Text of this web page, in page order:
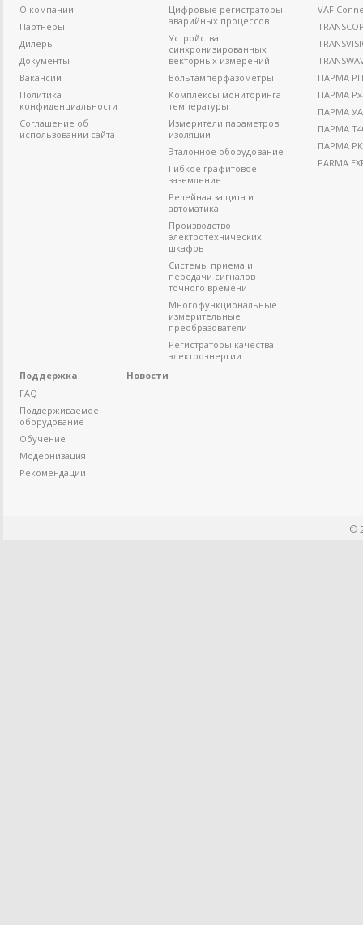
О компании
Партнеры
Дилеры
Документы
Вакансии
Политика
конфиденциальности
Соглашение об
использовании сайта
Цифровые регистраторы
аварийных процессов
Устройства
синхронизированных
векторных измерений
Вольтамперфазометры
Комплексы мониторинга
температуры
Измерители параметров
изоляции
Эталонное оборудование
Гибкое графитовое
заземление
Релейная защита и
автоматика
Производство
электротехнических
шкафов
Системы приема и
передачи сигналов
точного времени
Многофункциональные
измерительные
преобразователи
Регистраторы качества
электроэнергии
VAF
ПАРМА
ПАРМА
ПАРМА
ПАРМА
ПАРМА
PARMA
Поддержка
FAQ
Поддерживаемое
оборудование
Обучение
Модернизация
Рекомендации
Новости
©